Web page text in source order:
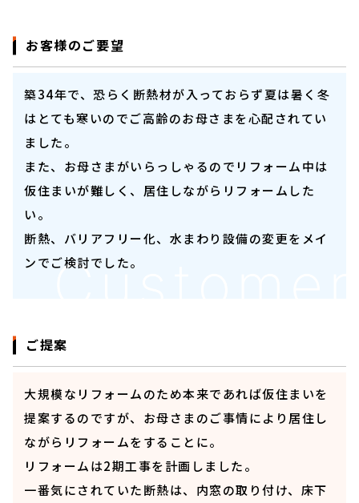
お客様のご要望
築34年で、恐らく断熱材が入っておらず夏は暑く冬
はとても寒いのでご高齢のお母さまを心配されてい
ました。
また、お母さまがいらっしゃるのでリフォーム中は
仮住まいが難しく、居住しながらリフォームした
い。
断熱、バリアフリー化、水まわり設備の変更をメイ
ンでご検討でした。
ご提案
大規模なリフォームのため本来であれば仮住まいを
提案するのですが、お母さまのご事情により居住し
ながらリフォームをすることに。
リフォームは2期工事を計画しました。
一番気にされていた断熱は、内窓の取り付け、床下